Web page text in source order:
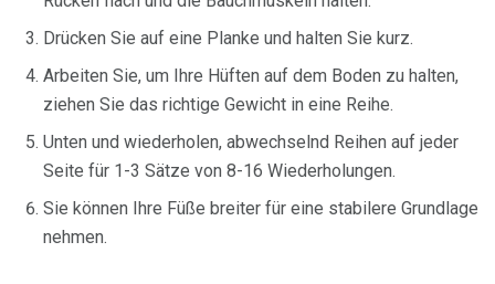
Drücken Sie auf eine Planke und halten Sie kurz.
Arbeiten Sie, um Ihre Hüften auf dem Boden zu halten,
ziehen Sie das richtige Gewicht in eine Reihe.
Unten und wiederholen, abwechselnd Reihen auf jeder
Seite für 1-3 Sätze von 8-16 Wiederholungen.
Sie können Ihre Füße breiter für eine stabilere Grundlage
nehmen.